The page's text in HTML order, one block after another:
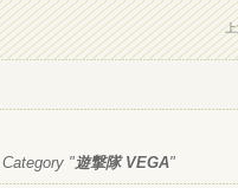
"遊撃隊 VEGA"